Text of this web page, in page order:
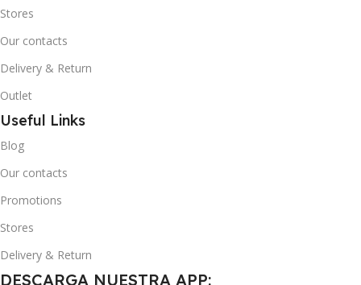
Stores
Our contacts
Delivery & Return
Outlet
Useful Links
Blog
Our contacts
Promotions
Stores
Delivery & Return
DESCARGA NUESTRA APP: